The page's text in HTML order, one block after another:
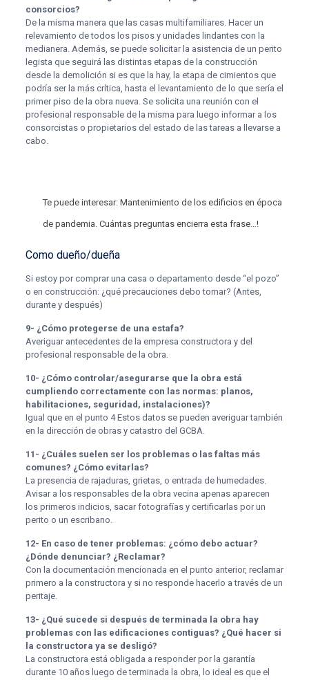
consorcios?
De la misma manera que las casas multifamiliares. Hacer un
relevamiento de todos los pisos y unidades lindantes con la
medianera. Además, se puede solicitar la asistencia de un perito
legista que seguirá las distintas etapas de la construcción
desde la demolición si es que la hay, la etapa de cimientos que
podría ser la más crítica, hasta el levantamiento de lo que sería el
primer piso de la obra nueva. Se solicita una reunión con el
profesional responsable de la misma para luego informar a los
consorcistas o propietarios del estado de las tareas a llevarse a
cabo.
Te puede interesar: Mantenimiento de los edificios en época
de pandemia. Cuántas preguntas encierra esta frase…!
Como dueño/dueña
Si estoy por comprar una casa o departamento desde “el pozo”
o en construcción: ¿qué precauciones debo tomar? (Antes,
durante y después)
9- ¿Cómo protegerse de una estafa?
Averiguar antecedentes de la empresa constructora y del
profesional responsable de la obra.
10- ¿Cómo controlar/asegurarse que la obra está
cumpliendo correctamente con las normas: planos,
habilitaciones, seguridad, instalaciones)?
Igual que en el punto 4 Estos datos se pueden averiguar también
en la dirección de obras y catastro del GCBA.
11- ¿Cuáles suelen ser los problemas o las faltas más
comunes? ¿Cómo evitarlas?
La presencia de rajaduras, grietas, o entrada de humedades.
Avisar a los responsables de la obra vecina apenas aparecen
los primeros indicios, sacar fotografías y certificarlas por un
perito o un escribano.
12- En caso de tener problemas: ¿cómo debo actuar?
¿Dónde denunciar? ¿Reclamar?
Con la documentación mencionada en el punto anterior, reclamar
primero a la constructora y si no responde hacerlo a través de un
peritaje.
13- ¿Qué sucede si después de terminada la obra hay
problemas con las edificaciones contiguas? ¿Qué hacer si
la constructora ya se desligó?
La constructora está obligada a responder por la garantía
durante 10 años luego de terminada la obra, lo ideal es que el